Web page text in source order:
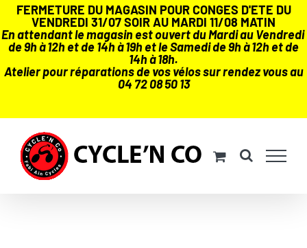
FERMETURE DU MAGASIN POUR CONGES D'ETE DU
VENDREDI 31/07 SOIR AU MARDI 11/08 MATIN
En attendant le magasin est ouvert du Mardi au Vendredi
de 9h à 12h et de 14h à 19h et le Samedi de 9h à 12h et de
14h à 18h.
Atelier pour réparations de vos vélos sur rendez vous au
04 72 08 50 13
contenu